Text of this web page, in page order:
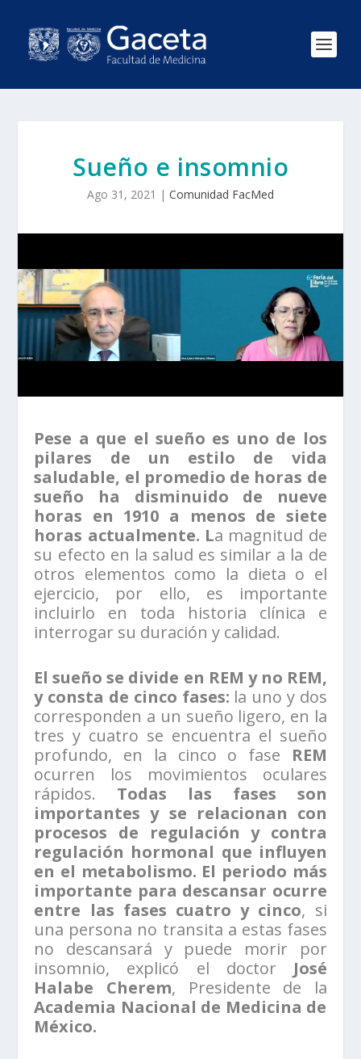
Sueño e insomnio
Ago 31, 2021 | Comunidad FacMed
Pese a que el sueño es uno de los
pilares de un estilo de vida
saludable, el promedio de horas de
sueño ha disminuido de nueve
horas en 1910 a menos de siete
horas actualmente. La magnitud de
su efecto en la salud es similar a la de
otros elementos como la dieta o el
ejercicio, por ello, es importante
incluirlo en toda historia clínica e
interrogar su duración y calidad.
El sueño se divide en REM y no REM,
y consta de cinco fases: la uno y dos
corresponden a un sueño ligero, en la
tres y cuatro se encuentra el sueño
profundo, en la cinco o fase REM
ocurren los movimientos oculares
rápidos. Todas las fases son
importantes y se relacionan con
procesos de regulación y contra
regulación hormonal que influyen
en el metabolismo. El periodo más
importante para descansar ocurre
entre las fases cuatro y cinco, si
una persona no transita a estas fases
no descansará y puede morir por
insomnio, explicó el doctor José
Halabe Cherem, Presidente de la
Academia Nacional de Medicina de
México.